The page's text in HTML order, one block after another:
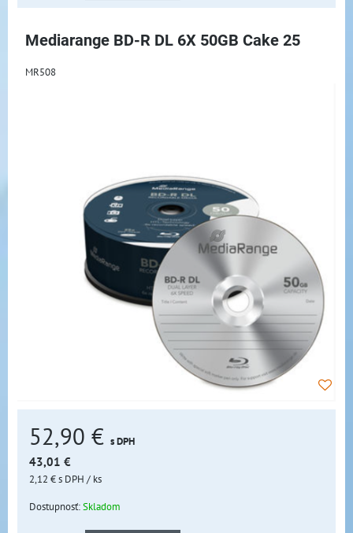
Mediarange BD-R DL 6X 50GB Cake 25
MR508
52,90 € s DPH
43,01 €
2,12 €s DPH / ks
Dostupnosť:Skladom